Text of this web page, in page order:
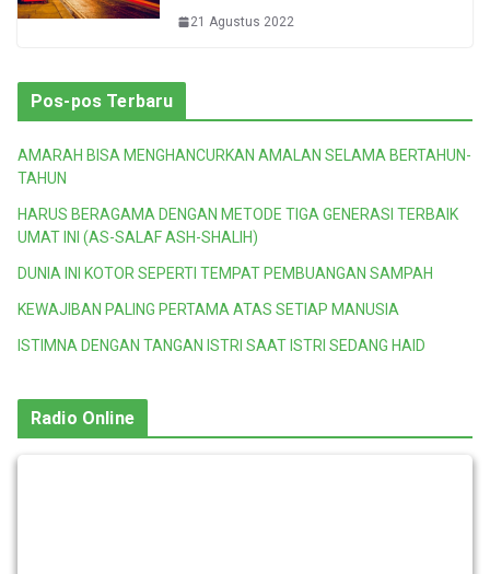
21 Agustus 2022
Pos-pos Terbaru
AMARAH BISA MENGHANCURKAN AMALAN SELAMA BERTAHUN-
TAHUN
HARUS BERAGAMA DENGAN METODE TIGA GENERASI TERBAIK
UMAT INI (AS-SALAF ASH-SHALIH)
DUNIA INI KOTOR SEPERTI TEMPAT PEMBUANGAN SAMPAH
KEWAJIBAN PALING PERTAMA ATAS SETIAP MANUSIA
ISTIMNA DENGAN TANGAN ISTRI SAAT ISTRI SEDANG HAID
Radio Online